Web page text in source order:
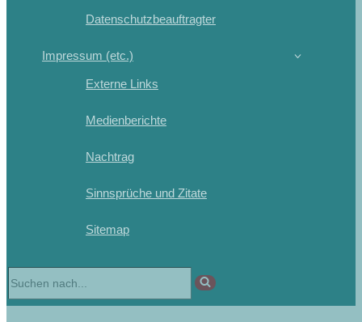
Datenschutzbeauftragter
Impressum (etc.)
Externe Links
Medienberichte
Nachtrag
Sinnsprüche und Zitate
Sitemap